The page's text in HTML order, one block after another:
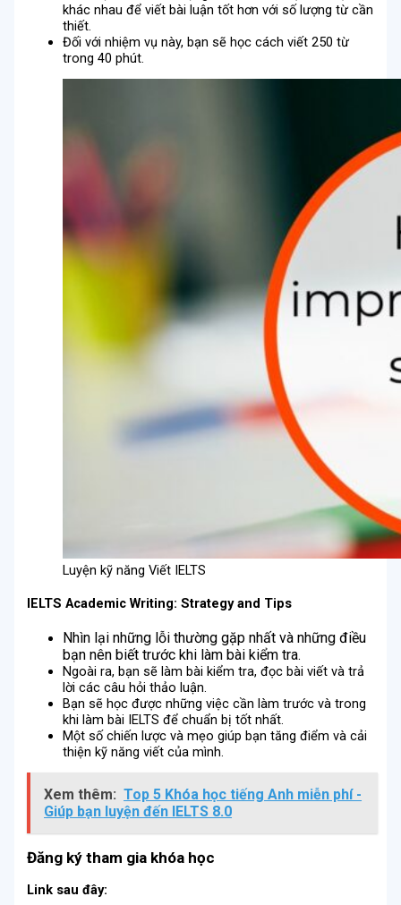
khác nhau để viết bài luận tốt hơn với số lượng từ cần
thiết.
Đối với nhiệm vụ này, bạn sẽ học cách viết 250 từ
trong 40 phút.
Luyện kỹ năng Viết IELTS
IELTS Academic Writing: Strategy and Tips
Nhìn lại những lỗi thường gặp nhất và những điều
bạn nên biết trước khi làm bài kiểm tra.
Ngoài ra, bạn sẽ làm bài kiểm tra, đọc bài viết và trả
lời các câu hỏi thảo luận.
Bạn sẽ học được những việc cần làm trước và trong
khi làm bài IELTS để chuẩn bị tốt nhất.
Một số chiến lược và mẹo giúp bạn tăng điểm và cải
thiện kỹ năng viết của mình.
Xem thêm: Top 5 Khóa học tiếng Anh miễn phí -
Giúp bạn luyện đến IELTS 8.0
Đăng ký tham gia khóa học
Link sau đây: